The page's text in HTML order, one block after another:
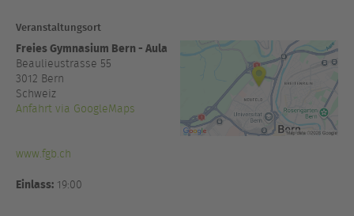
Veranstaltungsort
Freies Gymnasium Bern - Aula
Beaulieustrasse 55
3012 Bern
Schweiz
Anfahrt via GoogleMaps
www.fgb.ch
Einlass: 19:00